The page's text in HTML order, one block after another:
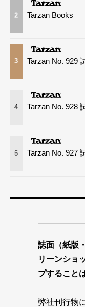
2 Tarzan Books
3 Tarzan No. 929
4 Tarzan No. 928
5 Tarzan No. 927
誌面（紙版
リーンショ
プすること
弊社刊行物